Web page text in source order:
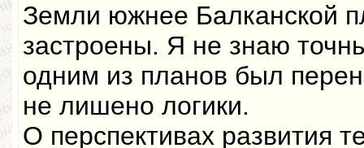
Земли южнее Балканской
застроены. Я не знаю
одним из планов был
не лишено логики.
О перспективах развития